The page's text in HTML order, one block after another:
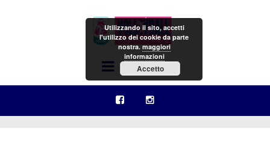
Menu
Utilizzando il sito, accetti
l'utilizzo dei cookie da parte
nostra.maggiori
informazioni
Accetto